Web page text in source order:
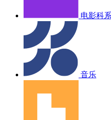
电影科系
音乐